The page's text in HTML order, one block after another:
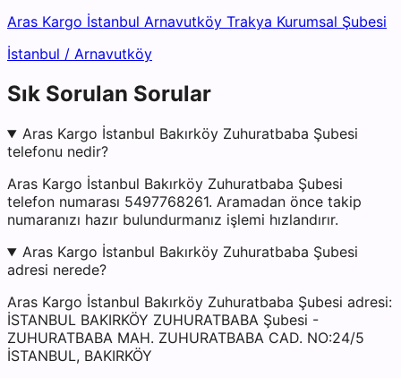
Aras Kargo İstanbul Arnavutköy Trakya Kurumsal Şubesi
İstanbul / Arnavutköy
Sık Sorulan Sorular
Aras Kargo İstanbul Bakırköy Zuhuratbaba Şubesi
telefonu nedir?
Aras Kargo İstanbul Bakırköy Zuhuratbaba Şubesi
telefon numarası 5497768261. Aramadan önce takip
numaranızı hazır bulundurmanız işlemi hızlandırır.
Aras Kargo İstanbul Bakırköy Zuhuratbaba Şubesi
adresi nerede?
Aras Kargo İstanbul Bakırköy Zuhuratbaba Şubesi adresi:
İSTANBUL BAKIRKÖY ZUHURATBABA Şubesi -
ZUHURATBABA MAH. ZUHURATBABA CAD. NO:24/5
İSTANBUL, BAKIRKÖY